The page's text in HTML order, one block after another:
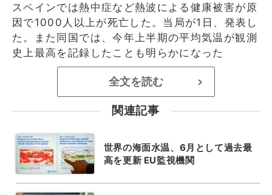
スペインでは熱中症など熱波による健康被害が原
因で1000人以上が死亡した。当局が1日、発表し
た。また同国では、今年上半期の平均気温が観測
史上最高を記録したことも明らかになった
全文を読む >
関連記事
世界の海面水温、6月として過去最
高を更新 EU監視機関